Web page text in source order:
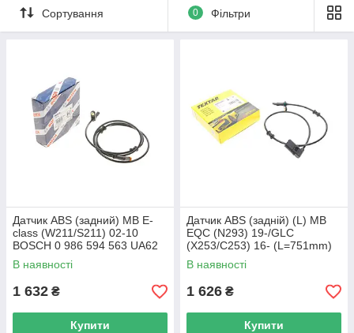
Сортування 0 Фільтри
Датчик ABS (задний) MB E-
class (W211/S211) 02-10
BOSCH 0 986 594 563 UA62
В наявності
1 632 ₴
Купити
Датчик ABS (задній) (L) MB
EQC (N293) 19-/GLC
(X253/C253) 16- (L=751mm)
TEXTAR 45030600 UA62
В наявності
1 626 ₴
Купити